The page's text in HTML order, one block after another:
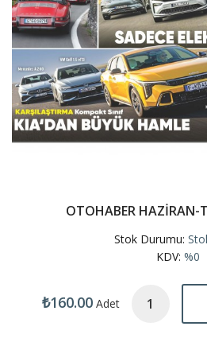
OTOHABER HAZİRAN-
Stok Durumu:
KDV: %0
₺160.00 Adet